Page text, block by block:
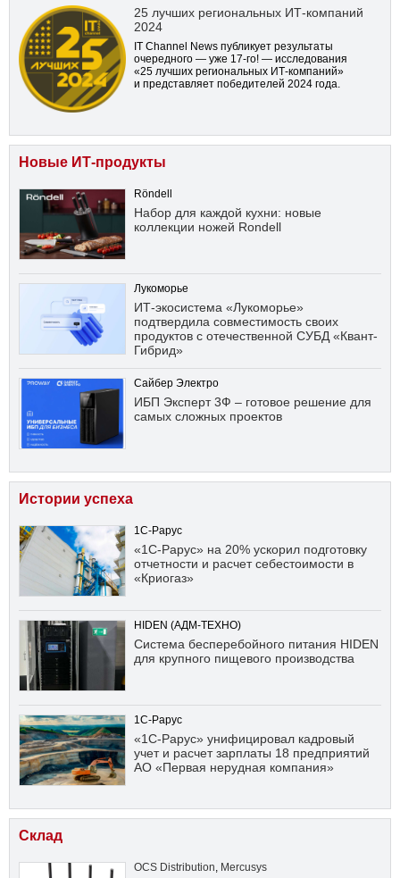
25 лучших региональных ИТ-компаний
2024
IT Channel News публикует результаты
очередного — уже 17-го! — исследования
«25 лучших региональных ИТ-компаний»
и представляет победителей 2024 года.
Новые ИТ-продукты
Röndell
Набор для каждой кухни: новые
коллекции ножей Rondell
Лукоморье
ИТ-экосистема «Лукоморье»
подтвердила совместимость своих
продуктов с отечественной СУБД «Квант-
Гибрид»
Сайбер Электро
ИБП Эксперт 3Ф – готовое решение для
самых сложных проектов
Истории успеха
1С-Рарус
«1С-Рарус» на 20% ускорил подготовку
отчетности и расчет себестоимости в
«Криогаз»
HIDEN (АДМ-ТЕХНО)
Система бесперебойного питания HIDEN
для крупного пищевого производства
1С-Рарус
«1С-Рарус» унифицировал кадровый
учет и расчет зарплаты 18 предприятий
АО «Первая нерудная компания»
Склад
OCS Distribution, Mercusys